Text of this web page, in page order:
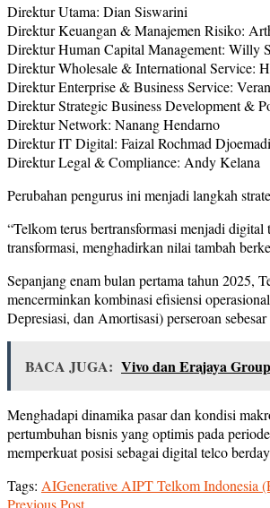
Direktur Utama: Dian Siswarini
Direktur Keuangan & Manajemen Risiko:
Direktur Human Capital Management: Willy
Direktur Wholesale & International Service:
Direktur Enterprise & Business Service:
Direktur Strategic Business Development &
Direktur Network: Nanang Hendarno
Direktur IT Digital: Faizal Rochmad Djoemadi
Direktur Legal & Compliance: Andy Kelana
Perubahan pengurus ini menjadi langkah
“Telkom terus bertransformasi menjadi
transformasi, menghadirkan nilai tambah
Sepanjang enam bulan pertama tahun 2025,
mencerminkan kombinasi efisiensi
Depresiasi, dan Amortisasi) perseroan
BACA JUGA: Vivo dan Erajaya
Menghadapi dinamika pasar dan kondisi
pertumbuhan bisnis yang optimis pada
memperkuat posisi sebagai digital telco
Tags: AIGenerative AIPT Telkom Indonesia
Previous Post